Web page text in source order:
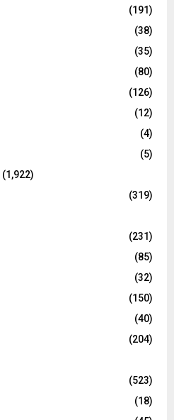
(191)
(38)
(35)
(80)
(126)
(12)
(4)
(5)
(1,922)
(319)
(231)
(85)
(32)
(150)
(40)
(204)
(523)
(18)